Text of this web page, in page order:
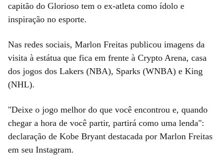
capitão do Glorioso tem o ex-atleta como ídolo e
inspiração no esporte.
Nas redes sociais, Marlon Freitas publicou imagens da
visita à estátua que fica em frente à Crypto Arena, casa
dos jogos dos Lakers (NBA), Sparks (WNBA) e King
(NHL).
"Deixe o jogo melhor do que você encontrou e, quando
chegar a hora de você partir, partirá como uma lenda":
declaração de Kobe Bryant destacada por Marlon Freitas
em seu Instagram.